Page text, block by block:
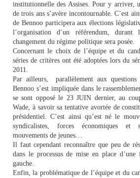
institutionnelle des Assises. Pour y arriver,
de trois ans s’avère incontournable. C’est
de Bennoo participera aux élections
l’organisation d’un référendum,
changement du régime politique sera posée.
Concernant le choix de l’équipe et du
séries de critères ont été adoptées lors du
2011.
Par ailleurs,
parallèlement aux
Bennoo s’est impliquée dans le
se sont opposé le 23 JUIN dernier, au
Wade, à savoir sa tentative avortée de
présidentiel. C’est ainsi qu’est né le
syndicalistes, forces économiques et
mouvements de jeunes…
Il faut cependant reconnaître que peu de
dans le processus de mise en place d’une
gauche.
Enfin, la problématique de l’équipe et du